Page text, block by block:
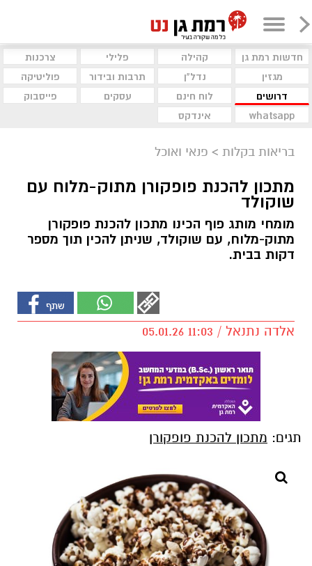
חדשות רמת גן קהילה פלילי
צרכנות
מגזין
נדל"ן תרבות ובידור
פוליטיקה
דרושים
לוח חינם עסקים
פייסבוק
whatsapp
אינדקס
בריאות בקלות > פנאי ואוכל
מתכון להכנת פופקורן מתוק-מלוח עם
שוקולד
מומחי מותג פוף הכינו מתכון להכנת פופקורן
מתוק-מלוח, עם שוקולד, שניתן להכין תוך מספר
דקות בבית.
אלדה נתנאל / 11:03 05.01.26
תגים: מתכון להכנת פופקורן